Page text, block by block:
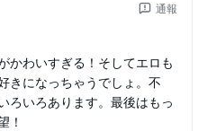
通報
かわいすぎる！そしてエロも
きになっちゃうでしょ。不
ろいろあります。最後はもっ
！